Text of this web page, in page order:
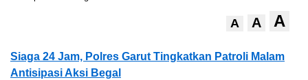
A A A
Siaga 24 Jam, Polres Garut Tingkatkan Patroli Malam
Antisipasi Aksi Begal